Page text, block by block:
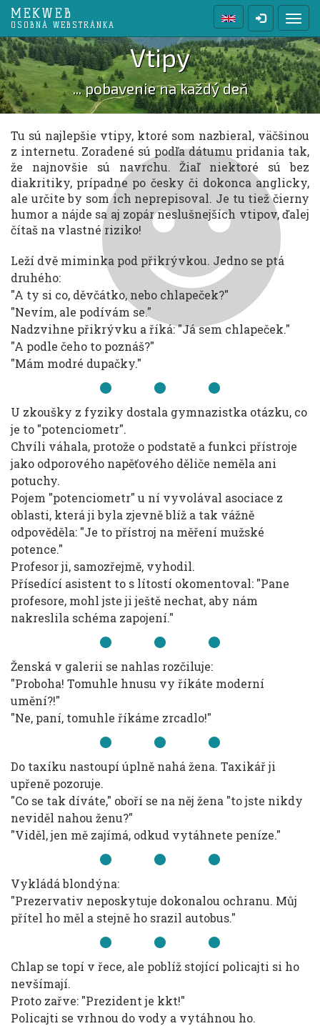
MEKWEB
OSOBNÁ WEBSTRÁNKA
Vtipy
... pobavenie na každý deň
Tu sú najlepšie vtipy, ktoré som nazbieral, väčšinou
z internetu. Zoradené sú podľa dátumu pridania tak,
že najnovšie sú navrchu. Žiaľ niektoré sú bez
diakritiky, prípadne po česky či dokonca anglicky,
ale určite by som ich neprepisoval. Je tu tiež čierny
humor a nájde sa aj zopár neslušnejších vtipov, ďalej
čítaš na vlastné riziko!
Leží dvě miminka pod přikrývkou. Jedno se ptá
druhého:
"A ty si co, děvčátko, nebo chlapeček?"
"Nevím, ale podívám se."
Nadzvihne přikrývku a říká: "Já sem chlapeček."
"A podle čeho to poznáš?"
"Mám modré dupačky."
U zkoušky z fyziky dostala gymnazistka otázku, co
je to "potenciometr".
Chvíli váhala, protože o podstatě a funkci přístroje
jako odporového napěťového děliče neměla ani
potuchy.
Pojem "potenciometr" u ní vyvolával asociace z
oblasti, která ji byla zjevně blíž a tak vážně
odpověděla: "Je to přístroj na měření mužské
potence."
Profesor ji, samozřejmě, vyhodil.
Přísedící asistent to s lítostí okomentoval: "Pane
profesore, mohl jste ji ještě nechat, aby nám
nakreslila schéma zapojení."
Ženská v galerii se nahlas rozčiluje:
"Proboha! Tomuhle hnusu vy říkáte moderní
umění?!"
"Ne, paní, tomuhle říkáme zrcadlo!"
Do taxíku nastoupí úplně nahá žena. Taxikář ji
upřeně pozoruje.
"Co se tak díváte," oboří se na něj žena "to jste nikdy
neviděl nahou ženu?"
"Viděl, jen mě zajímá, odkud vytáhnete peníze."
Vykládá blondýna:
"Prezervativ neposkytuje dokonalou ochranu. Můj
přítel ho měl a stejně ho srazil autobus."
Chlap se topí v řece, ale poblíž stojící policajti si ho
nevšímají.
Proto zařve: "Prezident je kkt!"
Policajti se vrhnou do vody a vytáhnou ho.